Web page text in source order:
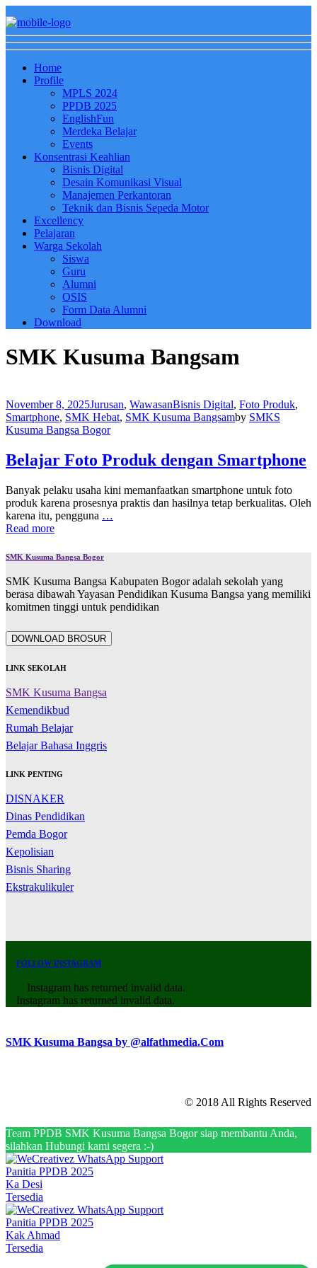
Home
Profile
MPLS 2024
PPDB 2025
EnglishFun
Merdeka Belajar
Events
Konsentrasi Keahlian
Bisnis Digital
Desain Komunikasi Visual
Manajemen Perkantoran
Teknik dan Bisnis Sepeda Motor
Excellency
Pelajaran
Warga Sekolah
Siswa
Guru
Alumni
OSIS
Form Data Alumni
Download
SMK Kusuma Bangsam
November 8, 2025Jurusan, WawasanBisnis Digital, Foto Produk,
Smartphone, SMK Hebat, SMK Kusuma Bangsamby SMKS
Kusuma Bangsa Bogor
Belajar Foto Produk dengan Smartphone
Banyak pelaku usaha kini memanfaatkan smartphone untuk foto
produk karena prosesnya praktis dan hasilnya tetap berkualitas. Oleh
karena itu, pengguna …
Read more
SMK Kusuma Bangsa Bogor
SMK Kusuma Bangsa Kabupaten Bogor adalah sekolah yang
berasa dibawah Yayasan Pendidikan Kusuma Bangsa yang memiliki
komitmen tinggi untuk pendidikan
DOWNLOAD BROSUR
LINK SEKOLAH
SMK Kusuma Bangsa
Kemendikbud
Rumah Belajar
Belajar Bahasa Inggris
LINK PENTING
DISNAKER
Dinas Pendidikan
Pemda Bogor
Kepolisian
Bisnis Sharing
Ekstrakulikuler
FOLLOW INSTAGRAM
Instagram has returned invalid data.
Instagram has returned invalid data.
SMK Kusuma Bangsa by @alfathmedia.Com
© 2018 All Rights Reserved
Team PPDB SMK Kusuma Bangsa Bogor siap membantu Anda,
silahkan Hubungi kami segera :-)
Panitia PPDB 2025
Ka Desi
Tersedia
Panitia PPDB 2025
Kak Ahmad
Tersedia